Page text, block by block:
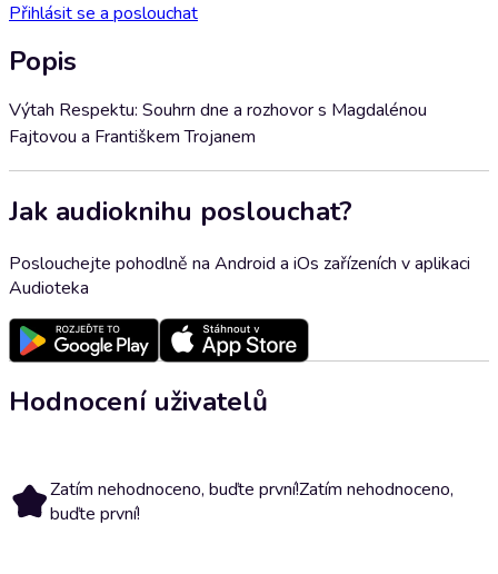
Přihlásit se a poslouchat
Popis
Výtah Respektu: Souhrn dne a rozhovor s Magdalénou
Fajtovou a Františkem Trojanem
Jak audioknihu poslouchat?
Poslouchejte pohodlně na Android a iOs zařízeních v aplikaci
Audioteka
Hodnocení uživatelů
Zatím nehodnoceno, buďte první!Zatím nehodnoceno,
buďte první!